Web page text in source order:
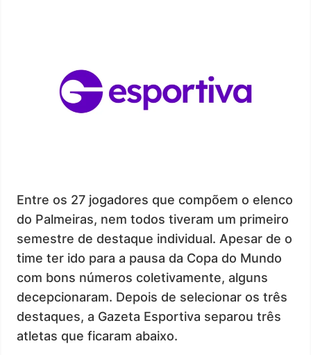
Entre os 27 jogadores que compõem o elenco
do Palmeiras, nem todos tiveram um primeiro
semestre de destaque individual. Apesar de o
time ter ido para a pausa da Copa do Mundo
com bons números coletivamente, alguns
decepcionaram. Depois de selecionar os três
destaques, a Gazeta Esportiva separou três
atletas que ficaram abaixo.